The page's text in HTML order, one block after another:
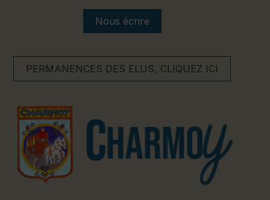
Nous écrire
PERMANENCES DES ELUS, CLIQUEZ ICI